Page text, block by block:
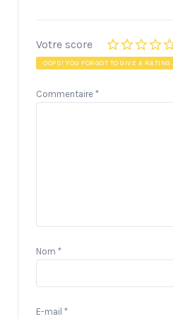
Votre score
OOPS! YOU FORGOT TO GIVE A RATING.
Commentaire *
Nom *
E-mail *